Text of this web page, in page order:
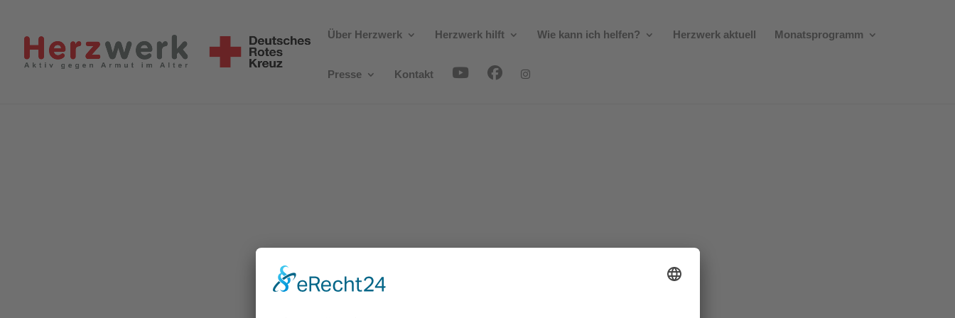
Über Herzwerk Herzwerk hilft Wie kann ich helfen? Herzwerk aktuell Monatsprogramm
Presse Kontakt